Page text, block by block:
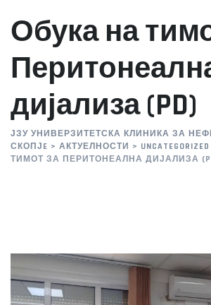
Обука на
дијализа (PD)
ЈЗУ УНИВЕРЗИТЕТСКА КЛИНИКА ЗА
СКОПЈE > АКТУЕЛНОСТИ > UNCATEGORIZED
ТИМОТ ЗА ПЕРИТОНЕАЛНА ДИЈАЛИЗА